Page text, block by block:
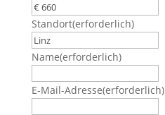
Standort(erforderlich)
Name(erforderlich)
E-Mail-Adresse(erforderlich)